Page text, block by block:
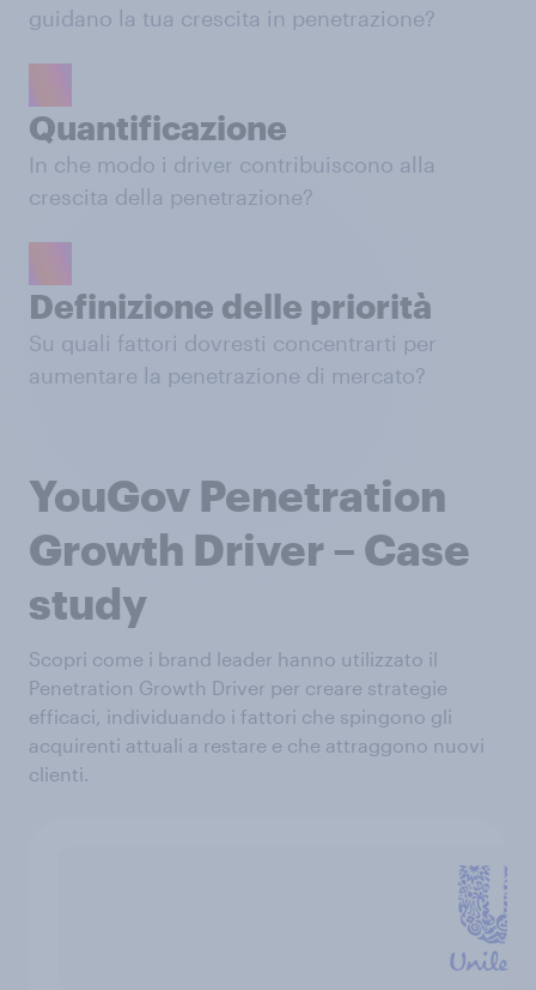
guidano la tua crescita in penetrazione?
Quantificazione
In che modo i driver contribuiscono alla
crescita della penetrazione?
Definizione delle priorità
Su quali fattori dovresti concentrarti per
aumentare la penetrazione di mercato?
YouGov Penetration
Growth Driver – Case
study
Scopri come i brand leader hanno utilizzato il
Penetration Growth Driver per creare strategie
efficaci, individuando i fattori che spingono gli
acquirenti attuali a restare e che attraggono nuovi
clienti.